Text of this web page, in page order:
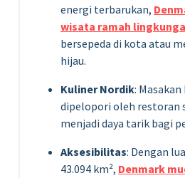
energi terbarukan,
wisata ramah
bersepeda di kota atau
hijau.
Kuliner Nordik:
dipelopori oleh restoran
menjadi daya tarik bagi
Aksesibilitas: Dengan
43.094 km², Denmark